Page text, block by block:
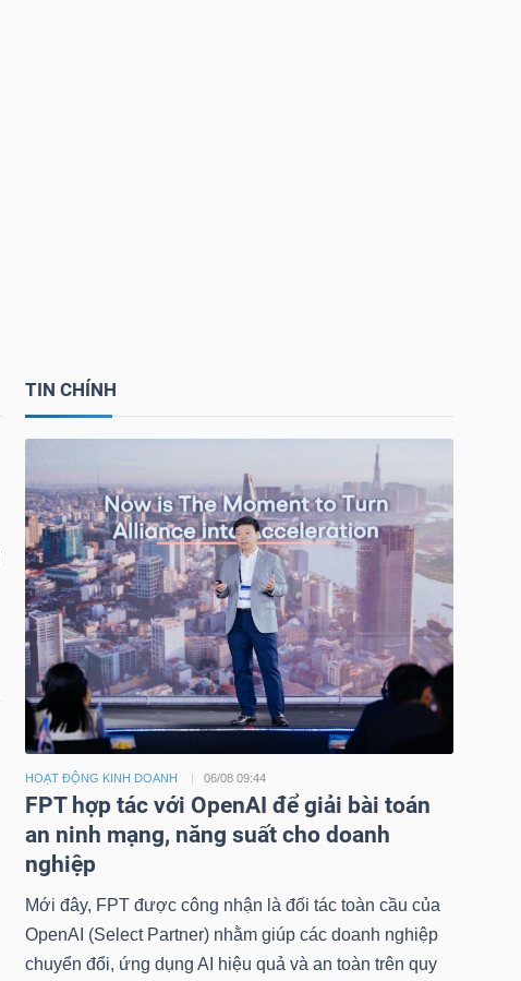
TIN CHÍNH
HOẠT ĐỘNG KINH DOANH 06/08 09:44
FPT hợp tác với OpenAI để giải bài toán
an ninh mạng, năng suất cho doanh
nghiệp
Mới đây, FPT được công nhận là đối tác toàn cầu của
OpenAI (Select Partner) nhằm giúp các doanh nghiệp
chuyển đổi, ứng dụng AI hiệu quả và an toàn trên quy